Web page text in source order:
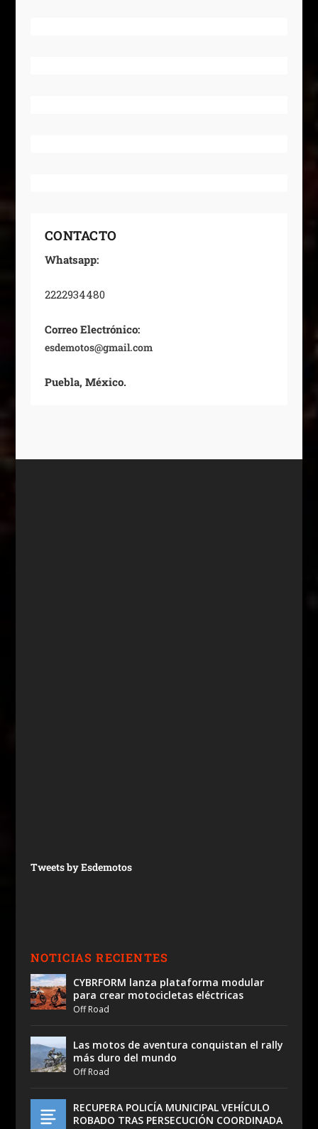
CONTACTO
Whatsapp:
2222934480
Correo Electrónico:
esdemotos@gmail.com
Puebla, México.
Tweets by Esdemotos
NOTICIAS RECIENTES
CYBRFORM lanza plataforma modular
para crear motocicletas eléctricas
Off Road
Las motos de aventura conquistan el rally
más duro del mundo
Off Road
RECUPERA POLICÍA MUNICIPAL VEHÍCULO
ROBADO TRAS PERSECUCIÓN COORDINADA